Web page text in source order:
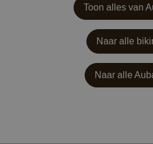
Toon alles van
Naar alle
Naar alle